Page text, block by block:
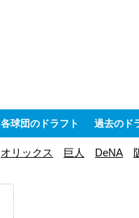
各球団のドラフト 過去のド
オリックス 巨人 DeNA